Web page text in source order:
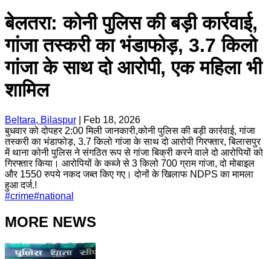
बेलतरा: कोनी पुलिस की बड़ी कार्रवाई,
गांजा तस्करी का भंडाफोड़, 3.7 किलो
गांजा के साथ दो आरोपी, एक महिला भी
शामिल
Beltara, Bilaspur
Feb 18, 2026
बुधवार को दोपहर 2:00 मिली जानकारी,कोनी पुलिस की बड़ी कार्रवाई, गांजा
तस्करी का भंडाफोड़, 3.7 किलो गांजा के साथ दो आरोपी गिरफ्तार, बिलासपुर
में थाना कोनी पुलिस ने संगठित रूप से गांजा बिक्री करने वाले दो आरोपियों को
गिरफ्तार किया। आरोपियों के कब्जे से 3 किलो 700 ग्राम गांजा, दो मोबाइल
और 1550 रुपये नकद जब्त किए गए। दोनों के खिलाफ NDPS का मामला
हुआ दर्ज.!
#crime#national
MORE NEWS